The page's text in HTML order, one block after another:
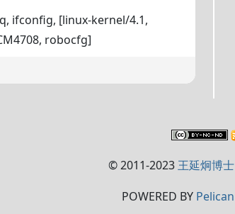
ifconfig, [linux-kernel/4.1,
robocfg]
© 2011-2023 王延炯博士
POWERED BY Pelican